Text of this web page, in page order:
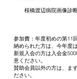
桜橋渡辺病院画像診
閉会のあ
参加費：年度初めの第11
納められた方は、今年度
新規入会の方は入会金
意ください。
賛助会員以外の方は、ま
ださい。